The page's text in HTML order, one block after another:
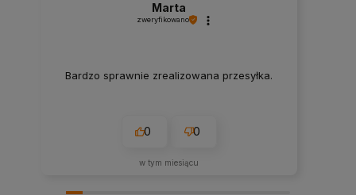
Marta
zweryfikowano
Bardzo sprawnie zrealizowana przesyłka.
0 0
w tym miesiącu